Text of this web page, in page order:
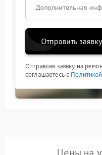
Отправить заявку
Отправляя заявку на
соглашаетесь с